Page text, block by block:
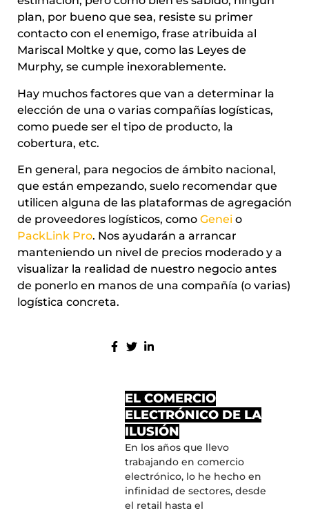
plan, por bueno que sea, resiste su primer
contacto con el enemigo, frase atribuida al
Mariscal Moltke y que, como las Leyes de
Murphy, se cumple inexorablemente.
Hay muchos factores que van a determinar la
elección de una o varias compañías logísticas,
como puede ser el tipo de producto, la
cobertura, etc.
En general, para negocios de ámbito nacional,
que están empezando, suelo recomendar que
utilicen alguna de las plataformas de agregación
de proveedores logísticos, como Genei o
PackLink Pro. Nos ayudarán a arrancar
manteniendo un nivel de precios moderado y a
visualizar la realidad de nuestro negocio antes
de ponerlo en manos de una compañía (o varias)
logística concreta.
EL COMERCIO
ELECTRÓNICO DE LA
ILUSIÓN
En los años que llevo
trabajando en comercio
electrónico, lo he hecho en
infinidad de sectores, desde
el retail hasta el